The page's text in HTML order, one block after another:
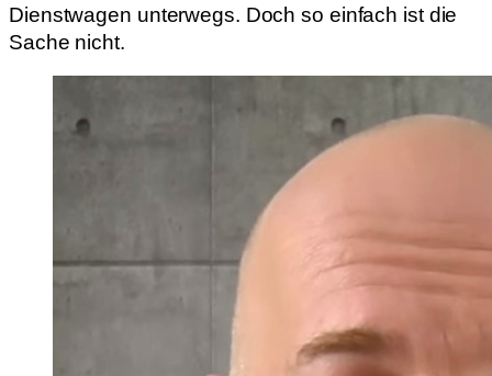
Dienstwagen unterwegs. Doch so einfach ist die
Sache nicht.